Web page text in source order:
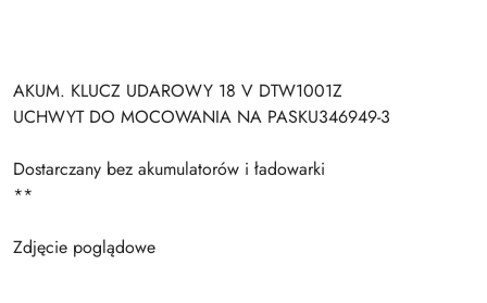
AKUM. KLUCZ UDAROWY 18 V DTW1001Z
UCHWYT DO MOCOWANIA NA PASKU346949-3
Dostarczany bez akumulatorów i ładowarki
**
Zdjęcie poglądowe